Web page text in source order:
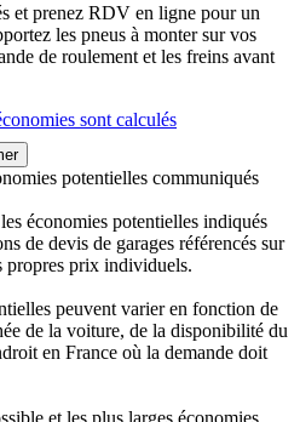
et prenez RDV en ligne pour un
les pneus à monter sur vos
de roulement et les freins avant
sont calculés
potentielles communiqués
économies potentielles indiqués
de devis de garages référencés sur
propres prix individuels.
peuvent varier en fonction de
de la voiture, de la disponibilité du
en France où la demande doit
et les plus larges économies